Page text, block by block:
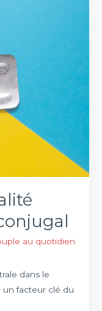
au quotidien
dans le
un facteur clé du